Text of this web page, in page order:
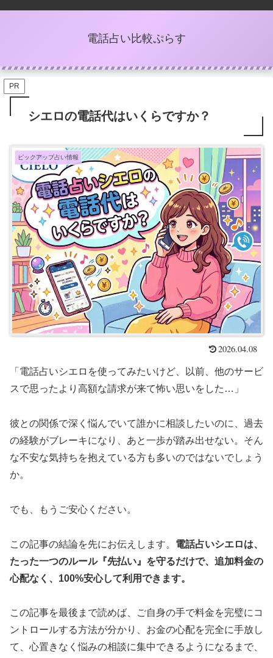
電話占い比較ぷらす
PR
シエロの電話代はいくらですか？
ピックアップ占い情報
2026.04.08
「電話占いシエロを使ってみたいけど、以前、他のサービ
スで思ったより高額な請求が来て怖い思いをした…」
彼との関係で深く悩んでいて誰かに相談したいのに、過去
の経験がブレーキになり、あと一歩が踏み出せない。そん
な不安な気持ちを抱えている方も多いのではないでしょう
か。
でも、もうご安心ください。
この記事の結論を先にお伝えします。 電話占いシエロは、
たった一つのルール『先払い』を守るだけで、追加料金の
心配なく、100%安心して利用できます。
この記事を最後まで読めば、ご自身の手で料金を完璧にコ
ントロールする方法が分かり、お金の心配を完全に手放し
て、心置きなく悩みの相談に集中できるようになるまで、